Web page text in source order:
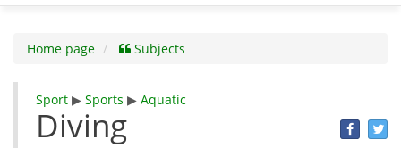
Home page Subjects
Sport ▶ Sports ▶ Aquatic
Diving